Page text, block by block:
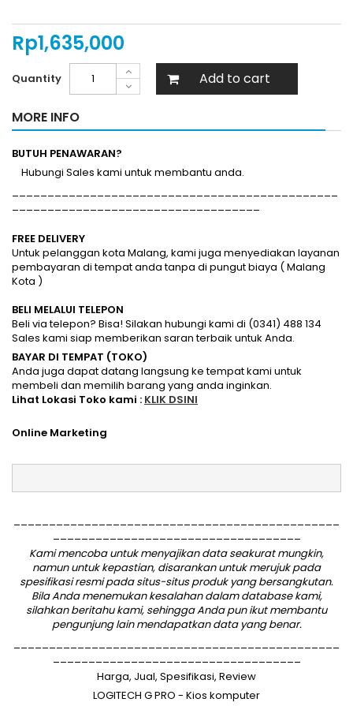
Rp‎1,635,000
Quantity Add to cart
MORE INFO
BUTUH PENAWARAN?
Hubungi Sales kami untuk membantu anda.
FREE DELIVERY
Untuk pelanggan kota Malang, kami juga menyediakan layanan
pembayaran di tempat anda tanpa di pungut biaya ( Malang
Kota )
BELI MELALUI TELEPON
Beli via telepon? Bisa! Silakan hubungi kami di (0341) 488 134
Sales kami siap memberikan saran terbaik untuk Anda.
BAYAR DI TEMPAT (TOKO)
Anda juga dapat datang langsung ke tempat kami untuk
membeli dan memilih barang yang anda inginkan.
Lihat Lokasi Toko kami : KLIK DSINI
Online Marketing
Kami mencoba untuk menyajikan data seakurat mungkin,
namun untuk kepastian, disarankan untuk merujuk pada
spesifikasi resmi pada situs-situs produk yang bersangkutan.
Bila Anda menemukan kesalahan dalam database kami,
silahkanberitahu kami, sehingga Anda pun ikut membantu
pengunjung lain mendapatkan data yang benar.
Harga, Jual, Spesifikasi, Review
LOGITECH G PRO - Kios komputer